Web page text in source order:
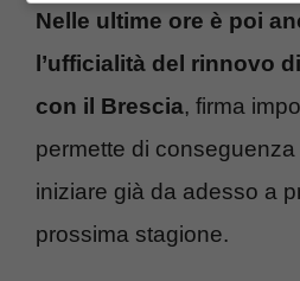
Nelle ultime ore è poi
l’ufficialità del rinnovo
con il Brescia, firma
permette di conseguenza
iniziare già da adesso a
prossima stagione.